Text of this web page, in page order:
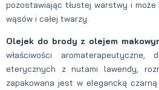
pozostawiając tłustej warstwy i
wąsów i całej twarzy.
Olejek do brody z olejem
właściwości aromaterapeutyczne,
eterycznych z nutami lawendy,
zapakowana jest w elegancką